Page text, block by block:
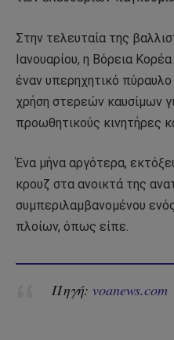
Στην τελευταία της
Ιανουαρίου, η Βόρεια
έναν υπερηχητικό
χρήση στερεών καυσίμων
προωθητικούς κινητήρες
Ένα μήνα αργότερα,
κρουζ στα ανοικτά της
συμπεριλαμβανομένου
πλοίων, όπως είπε.
Πηγή: voanews.com